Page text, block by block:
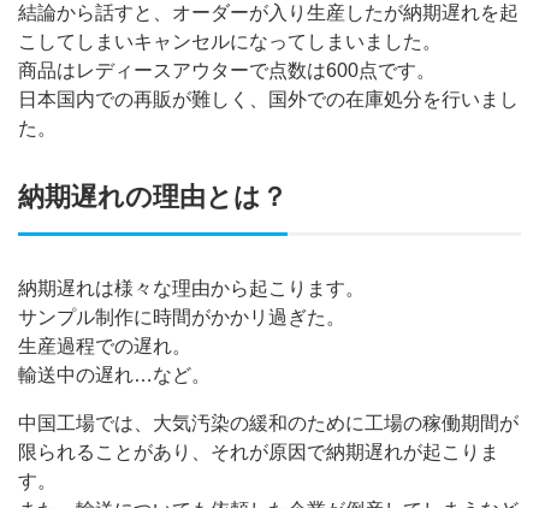
結論から話すと、オーダーが入り生産したが納期遅れを起
こしてしまいキャンセルになってしまいました。
商品はレディースアウターで点数は600点です。
日本国内での再販が難しく、国外での在庫処分を行いまし
た。
納期遅れの理由とは？
納期遅れは様々な理由から起こります。
サンプル制作に時間がかかリ過ぎた。
生産過程での遅れ。
輸送中の遅れ…など。
中国工場では、大気汚染の緩和のために工場の稼働期間が
限られることがあり、それが原因で納期遅れが起こりま
す。